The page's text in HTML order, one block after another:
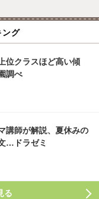
ング
位クラスほど高い傾
調べ
講師が解説、夏休みの
…ドラゼミ
る